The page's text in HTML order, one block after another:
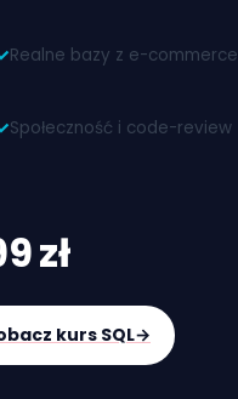
Realne bazy z e-commerce
Społeczność i code-review
zł
kurs SQL→